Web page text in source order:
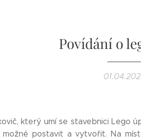
Povídání o
který umí se stavebnici Lego
postavit a vytvořit. Na